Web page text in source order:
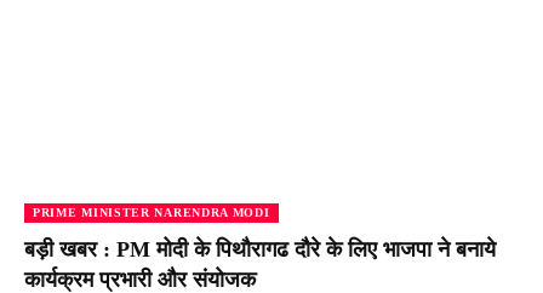
PRIME MINISTER NARENDRA MODI
बड़ी खबर : PM मोदी के पिथौरागढ दौरे के लिए भाजपा ने बनाये
कार्यक्रम प्रभारी और संयोजक